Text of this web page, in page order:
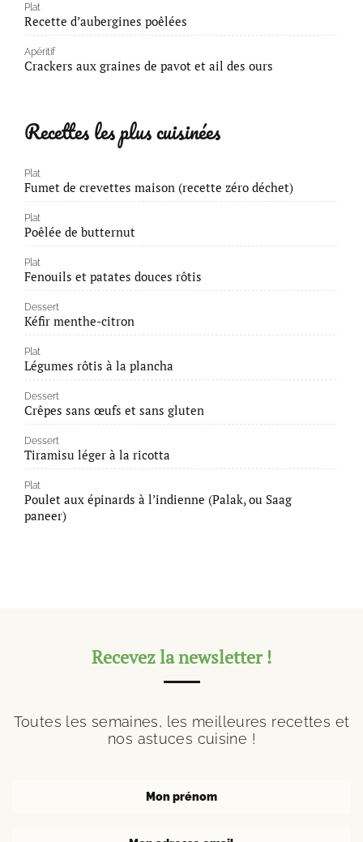
Plat
Recette d’aubergines poêlées
Apéritif
Crackers aux graines de pavot et ail des ours
Recettes les plus cuisinées
Plat
Fumet de crevettes maison (recette zéro déchet)
Plat
Poêlée de butternut
Plat
Fenouils et patates douces rôtis
Dessert
Kéfir menthe-citron
Plat
Légumes rôtis à la plancha
Dessert
Crêpes sans œufs et sans gluten
Dessert
Tiramisu léger à la ricotta
Plat
Poulet aux épinards à l’indienne (Palak, ou Saag
paneer)
Recevez la newsletter !
Toutes les semaines, les meilleures recettes et
nos astuces cuisine !